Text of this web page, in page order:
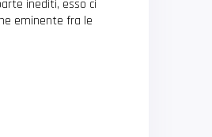
inediti, esso ci
eminente fra le